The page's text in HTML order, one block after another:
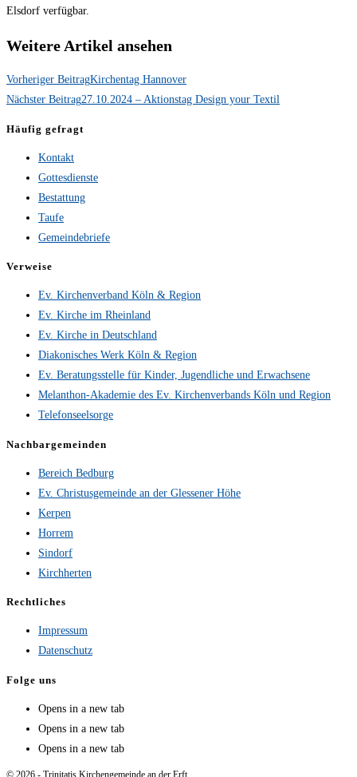
Elsdorf verfügbar.
Weitere Artikel ansehen
Vorheriger BeitragKirchentag Hannover
Nächster Beitrag27.10.2024 – Aktionstag Design your Textil
Häufig gefragt
Kontakt
Gottesdienste
Bestattung
Taufe
Gemeindebriefe
Verweise
Ev. Kirchenverband Köln & Region
Ev. Kirche im Rheinland
Ev. Kirche in Deutschland
Diakonisches Werk Köln & Region
Ev. Beratungsstelle für Kinder, Jugendliche und Erwachsene
Melanthon-Akademie des Ev. Kirchenverbands Köln und Region
Telefonseelsorge
Nachbargemeinden
Bereich Bedburg
Ev. Christusgemeinde an der Glessener Höhe
Kerpen
Horrem
Sindorf
Kirchherten
Rechtliches
Impressum
Datenschutz
Folge uns
Opens in a new tab
Opens in a new tab
Opens in a new tab
© 2026 - Trinitatis Kirchengemeinde an der Erft